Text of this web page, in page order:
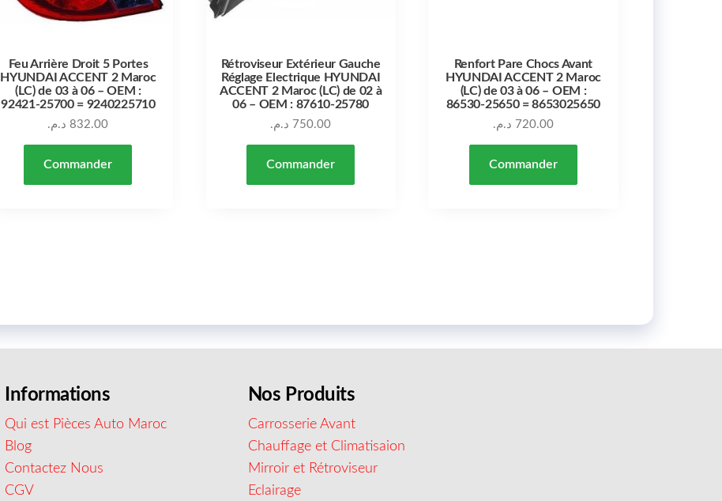
Feu Arrière Droit 5 Portes
HYUNDAI ACCENT 2 Maroc
(LC) de 03 à 06 – OEM :
92421-25700 = 9240225710
832.00 د.م.
Commander
Rétroviseur Extérieur Gauche
Réglage Electrique HYUNDAI
ACCENT 2 Maroc (LC) de 02 à
06 – OEM : 87610-25780
750.00 د.م.
Commander
Renfort Pare Chocs Avant
HYUNDAI ACCENT 2 Maroc
(LC) de 03 à 06 – OEM :
86530-25650 = 8653025650
720.00 د.م.
Commander
Informations
Qui est Pièces Auto Maroc
Blog
Contactez Nous
CGV
Nos Produits
Carrosserie Avant
Chauffage et Climatisaion
Mirroir et Rétroviseur
Eclairage